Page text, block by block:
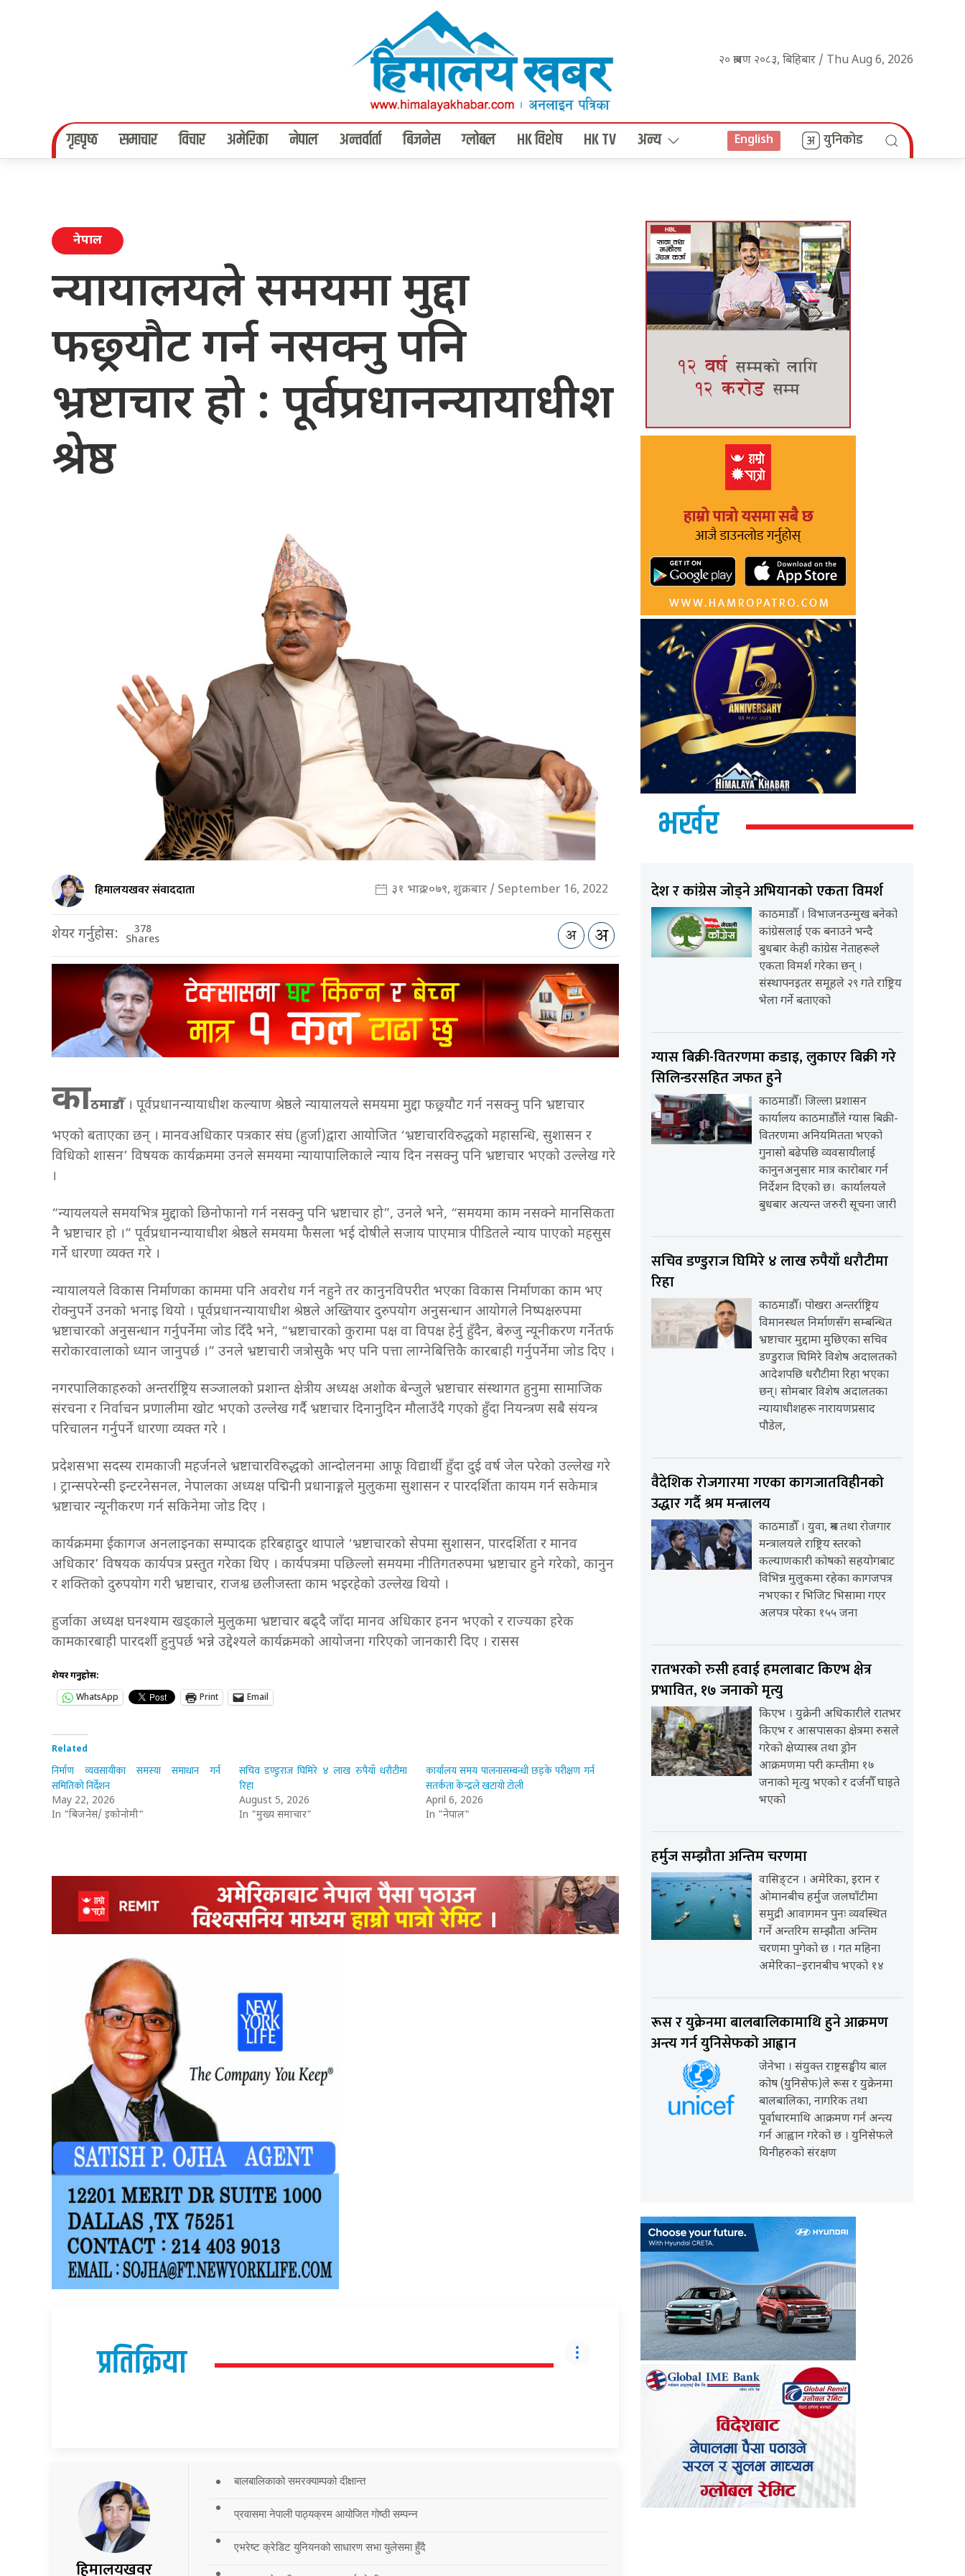
२० श्रावण २०८३, बिहिबार / Thu Aug 6, 2026
गृहपृष्‍ठ समाचार विचार अमेरिका नेपाल अन्तर्वार्ता बिजनेस ग्लोबल HK विशेष HK TV अन्य English युनिकोड
नेपाल
न्यायालयले समयमा मुद्दा
फछ्र्यौट गर्न नसक्नु पनि
भ्रष्टाचार हो : पूर्वप्रधानन्यायाधीश
श्रेष्ठ
हिमालयखवर संवाददाता ३१ भाद्र २०७९, शुक्रबार / September 16, 2022
शेयर गर्नुहोस: 378
Shares
काठमाडौँ। पूर्वप्रधानन्यायाधीश कल्याण श्रेष्ठले न्यायालयले समयमा मुद्दा फछ्र्यौट गर्न नसक्नु पनि भ्रष्टाचार
भएको बताएका छन् । मानवअधिकार पत्रकार संघ (हुर्जा)द्वारा आयोजित ‘भ्रष्टाचारविरुद्धको महासन्धि, सुशासन र
विधिको शासन’ विषयक कार्यक्रममा उनले समयमा न्यायापालिकाले न्याय दिन नसक्नु पनि भ्रष्टाचार भएको उल्लेख गरे
।
“न्यायलयले समयभित्र मुद्दाको छिनोफानो गर्न नसक्नु पनि भ्रष्टाचार हो”, उनले भने, “समयमा काम नसक्ने मानसिकता
नै भ्रष्टाचार हो ।” पूर्वप्रधानन्यायाधीश श्रेष्ठले समयमा फैसला भई दोषीले सजाय पाएमात्र पीडितले न्याय पाएको महसुस
गर्ने धारणा व्यक्त गरे ।
न्यायालयले विकास निर्माणका काममा पनि अवरोध गर्न नहुने तर कानुनविपरीत भएका विकास निर्माणका काम भए
रोक्नुपर्ने उनको भनाइ थियो । पूर्वप्रधानन्यायाधीश श्रेष्ठले अख्तियार दुरुपयोग अनुसन्धान आयोगले निष्पक्षरुपमा
भ्रष्टाचारको अनुसन्धान गर्नुपर्नेमा जोड दिँदै भने, “भ्रष्टाचारको कुरामा पक्ष वा विपक्ष हेर्नु हुँदैन, बेरुजु न्यूनीकरण गर्नेतर्फ
सरोकारवालाको ध्यान जानुपर्छ ।” उनले भ्रष्टाचारी जत्रोसुकै भए पनि पत्ता लाग्नेबित्तिकै कारबाही गर्नुपर्नेमा जोड दिए ।
नगरपालिकाहरुको अन्तर्राष्ट्रिय सञ्जालको प्रशान्त क्षेत्रीय अध्यक्ष अशोक बेन्जुले भ्रष्टाचार संस्थागत हुनुमा सामाजिक
संरचना र निर्वाचन प्रणालीमा खोट भएको उल्लेख गर्दै भ्रष्टाचार दिनानुदिन मौलाउँदै गएको हुँदा नियन्त्रण सबै संयन्त्र
परिचालन गर्नुपर्ने धारणा व्यक्त गरे ।
प्रदेशसभा सदस्य रामकाजी महर्जनले भ्रष्टाचारविरुद्धको आन्दोलनमा आफू विद्यार्थी हुँदा दुई वर्ष जेल परेको उल्लेख गरे
। ट्रान्सपरेन्सी इन्टरनेसनल, नेपालका अध्यक्ष पद्मिनी प्रधानाङ्गले मुलुकमा सुशासन र पारदर्शिता कायम गर्न सकेमात्र
भ्रष्टाचार न्यूनीकरण गर्न सकिनेमा जोड दिए ।
कार्यक्रममा ईकागज अनलाइनका सम्पादक हरिबहादुर थापाले ‘भ्रष्टाचारको सेपमा सुशासन, पारदर्शिता र मानव
अधिकार’ विषयक कार्यपत्र प्रस्तुत गरेका थिए । कार्यपत्रमा पछिल्लो समयमा नीतिगतरुपमा भ्रष्टाचार हुने गरेको, कानुन
र शक्तिको दुरुपयोग गरी भ्रष्टाचार, राजश्व छलीजस्ता काम भइरहेको उल्लेख थियो ।
हुर्जाका अध्यक्ष घनश्याम खड्काले मुलुकमा भ्रष्टाचार बढ्दै जाँदा मानव अधिकार हनन भएको र राज्यका हरेक
कामकारबाही पारदर्शी हुनुपर्छ भन्ने उद्देश्यले कार्यक्रमको आयोजना गरिएको जानकारी दिए । रासस
शेयर गर्नुहोस:
WhatsApp
Print Email
Related
निर्माण व्यवसायीका समस्या समाधान गर्न
समितिको निर्देशन
May 22, 2026
In "बिजनेस/ इकोनोमी"
सचिव डण्डुराज घिमिरे ४ लाख रुपैयाँ धरौटीमा
रिहा
August 5, 2026
In "मुख्य समाचार"
कार्यालय समय पालनासम्बन्धी छड्के परीक्षण गर्न
सतर्कता केन्द्रले खटायो टोली
April 6, 2026
In "नेपाल"
प्रतिक्रिया
हिमालयखवर
बालबालिकाको समरक्याम्पको दीक्षान्त
प्रवासमा नेपाली पाठ्यक्रम आयोजित गोष्ठी सम्पन्न
एभरेष्ट क्रेडिट युनियनको साधारण सभा युलेसमा हुँदै
भर्खर
देश र कांग्रेस जोड्ने अभियानको एकता विमर्श
काठमाडौँ । विभाजनउन्मुख बनेको
कांग्रेसलाई एक बनाउने भन्दै
बुधबार केही कांग्रेस नेताहरूले
एकता विमर्श गरेका छन् ।
संस्थापनइतर समूहले २९ गते राष्ट्रिय
भेला गर्ने बताएको
ग्यास बिक्री-वितरणमा कडाइ, लुकाएर बिक्री गरे
सिलिन्डरसहित जफत हुने
काठमाडौँ। जिल्ला प्रशासन
कार्यालय काठमाडौँले ग्यास बिक्री-
वितरणमा अनियमितता भएको
गुनासो बढेपछि व्यवसायीलाई
कानुनअनुसार मात्र कारोबार गर्न
निर्देशन दिएको छ। कार्यालयले
बुधबार अत्यन्त जरुरी सूचना जारी
सचिव डण्डुराज घिमिरे ४ लाख रुपैयाँ धरौटीमा
रिहा
काठमाडौँ। पोखरा अन्तर्राष्ट्रिय
विमानस्थल निर्माणसँग सम्बन्धित
भ्रष्टाचार मुद्दामा मुछिएका सचिव
डण्डुराज घिमिरे विशेष अदालतको
आदेशपछि धरौटीमा रिहा भएका
छन्। सोमबार विशेष अदालतका
न्यायाधीशहरू नारायणप्रसाद
पौडेल,
वैदेशिक रोजगारमा गएका कागजातविहीनको
उद्धार गर्दै श्रम मन्त्रालय
काठमाडौँ । युवा, श्रम तथा रोजगार
मन्त्रालयले राष्ट्रिय स्तरको
कल्याणकारी कोषको सहयोगबाट
विभिन्न मुलुकमा रहेका कागजपत्र
नभएका र भिजिट भिसामा गएर
अलपत्र परेका १५५ जना
रातभरको रुसी हवाई हमलाबाट किएभ क्षेत्र
प्रभावित, १७ जनाको मृत्यु
किएभ । युक्रेनी अधिकारीले रातभर
किएभ र आसपासका क्षेत्रमा रुसले
गरेको क्षेप्यास्त्र तथा ड्रोन
आक्रमणमा परी कम्तीमा १७
जनाको मृत्यु भएको र दर्जनौँ घाइते
भएको
हर्मुज सम्झौता अन्तिम चरणमा
वासिङ्टन । अमेरिका, इरान र
ओमानबीच हर्मुज जलघाँटीमा
समुद्री आवागमन पुनः व्यवस्थित
गर्ने अन्तरिम सम्झौता अन्तिम
चरणमा पुगेको छ । गत महिना
अमेरिका–इरानबीच भएको १४
रूस र युक्रेनमा बालबालिकामाथि हुने आक्रमण
अन्त्य गर्न युनिसेफको आह्वान
जेनेभा । संयुक्त राष्ट्रसङ्घीय बाल
कोष (युनिसेफ)ले रूस र युक्रेनमा
बालबालिका, नागरिक तथा
पूर्वाधारमाथि आक्रमण गर्न अन्त्य
गर्न आह्वान गरेको छ । युनिसेफले
यिनीहरुको संरक्षण